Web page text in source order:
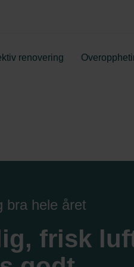
renovering
bra hele året
frisk